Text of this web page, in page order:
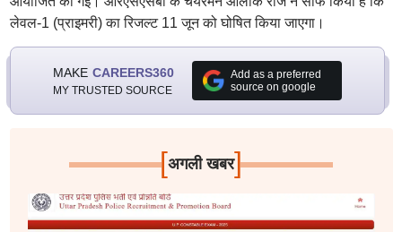
लेवल-1 (प्राइमरी) का रिजल्ट 11 जून को घोषित किया जाएगा।
MAKE CAREERS360
MY TRUSTED SOURCE
Add as a preferred
source on google
[अगली खबर]